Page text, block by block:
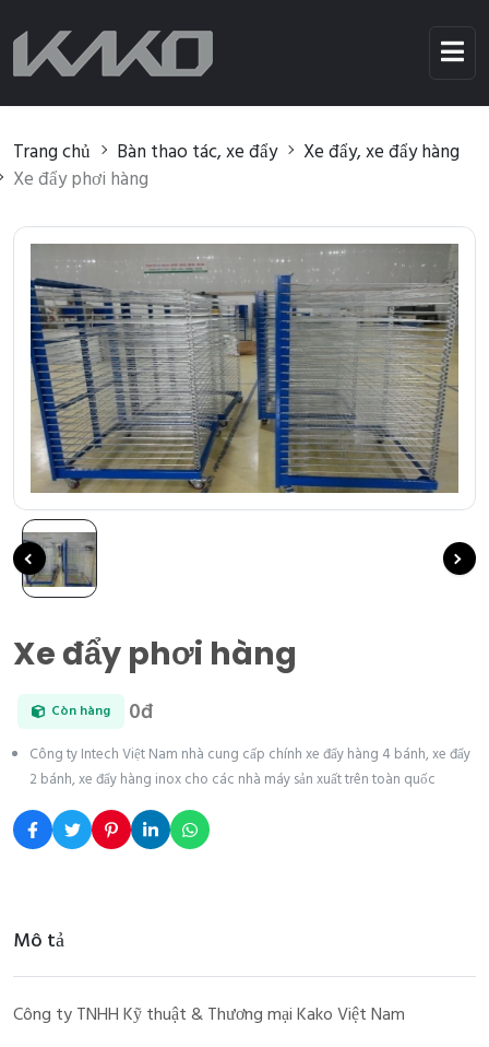
Trang chủ Bàn thao tác, xe đẩy
Xe đẩy, xe đẩy hàng
Xe đẩy phơi hàng
Xe đẩy phơi hàng
Còn hàng 0đ
Công ty Intech Việt Nam nhà cung cấp chính xe đẩy hàng 4 bánh, xe đẩy
2 bánh, xe đẩy hàng inox cho các nhà máy sản xuất trên toàn quốc
Mô tả
Công ty TNHH Kỹ thuật & Thương mại Kako Việt Nam